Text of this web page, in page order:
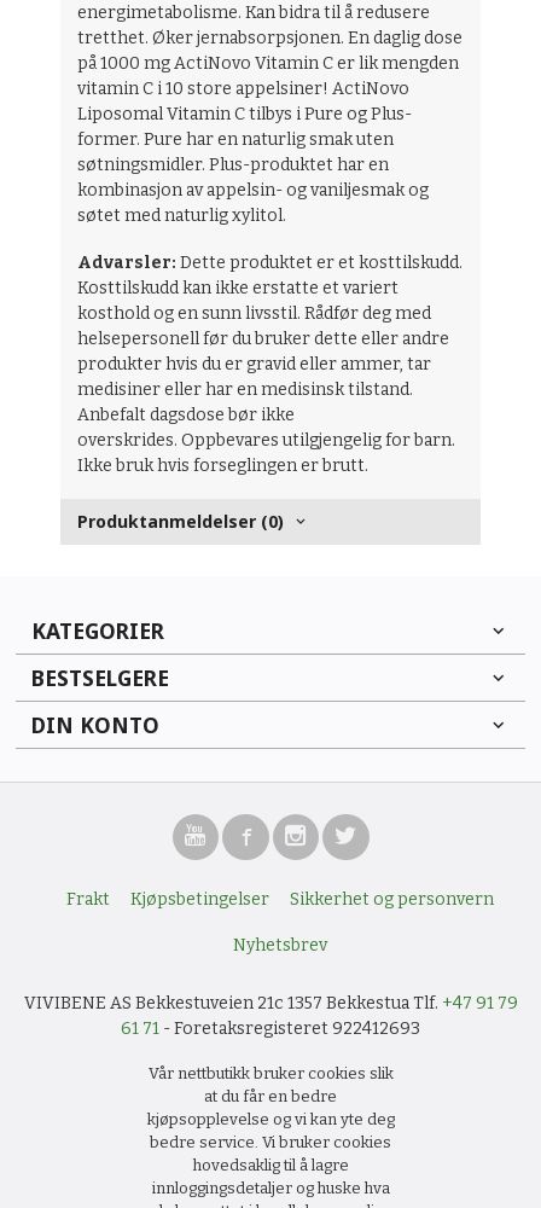
energimetabolisme. Kan bidra til å redusere
tretthet. Øker jernabsorpsjonen. En daglig dose
på 1000 mg ActiNovo Vitamin C er lik mengden
vitamin C i 10 store appelsiner! ActiNovo
Liposomal Vitamin C tilbys i Pure og Plus-
former. Pure har en naturlig smak uten
søtningsmidler. Plus-produktet har en
kombinasjon av appelsin- og vaniljesmak og
søtet med naturlig xylitol.
Advarsler:Dette produktet er et kosttilskudd.
Kosttilskudd kan ikke erstatte et variert
kosthold og en sunn livsstil. Rådfør deg med
helsepersonell før du bruker dette eller andre
produkter hvis du er gravid eller ammer, tar
medisiner eller har en medisinsk tilstand.
Anbefalt dagsdose bør ikke
overskrides. Oppbevares utilgjengelig for barn.
Ikke bruk hvis forseglingen er brutt.
Produktanmeldelser (0)
KATEGORIER
BESTSELGERE
DIN KONTO
Frakt Kjøpsbetingelser Sikkerhet og personvern
Nyhetsbrev
VIVIBENE AS Bekkestuveien 21c 1357 Bekkestua Tlf. +47 91 79
61 71 - Foretaksregisteret 922412693
Vår nettbutikk bruker cookies slik
at du får en bedre
kjøpsopplevelse og vi kan yte deg
bedre service. Vi bruker cookies
hovedsaklig til å lagre
innloggingsdetaljer og huske hva